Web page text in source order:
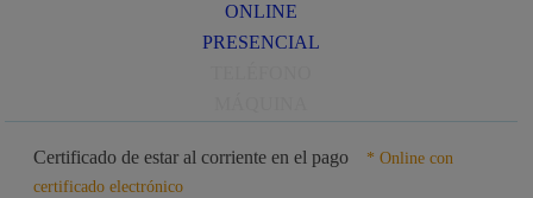
ONLINE
PRESENCIAL
Certificado de estar al corriente en el pago
* Online con
certificado electrónico